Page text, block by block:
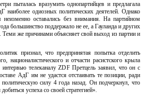
пыталась вразумить однопартийцев и предлагала
наиболее одиозных политических деятелей. Однако
неизменно оставались без внимания. На партийном
большинство поддержало не ее, а Гауланда и других
Теми же причинами объясняет свой выход из партии и
признал, что предпринятая попытка отделить
националистического и отчасти расистского крыла
интервью телеканалу ZDF Претцель заявил, что он с
АдГ им не удастся отстаивать те позиции, ради
силу 4 года назад. Он подчеркнул, что
успеха со своей стратегией».